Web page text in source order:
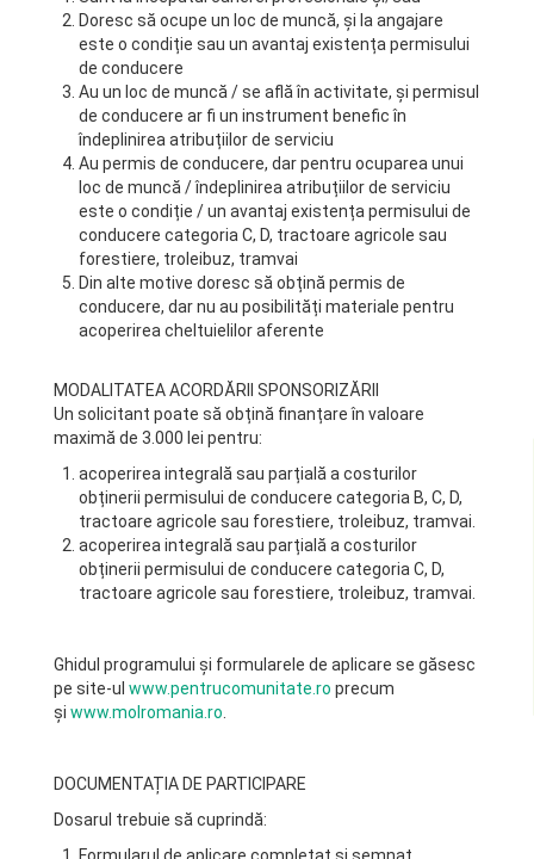
Doresc să ocupe un loc de muncă, și la angajare
este o condiție sau un avantaj existența permisului
de conducere
Au un loc de muncă / se află în activitate, și permisul
de conducere ar fi un instrument benefic în
îndeplinirea atribuțiilor de serviciu
Au permis de conducere, dar pentru ocuparea unui
loc de muncă / îndeplinirea atribuțiilor de serviciu
este o condiție / un avantaj existența permisului de
conducere categoria C, D, tractoare agricole sau
forestiere, troleibuz, tramvai
Din alte motive doresc să obțină permis de
conducere, dar nu au posibilități materiale pentru
acoperirea cheltuielilor aferente
MODALITATEA ACORDĂRII SPONSORIZĂRII
Un solicitant poate să obțină finanțare în valoare
maximă de 3.000 lei pentru:
acoperirea integrală sau parțială a costurilor
obținerii permisului de conducere categoria B, C, D,
tractoare agricole sau forestiere, troleibuz, tramvai.
acoperirea integrală sau parțială a costurilor
obținerii permisului de conducere categoria C, D,
tractoare agricole sau forestiere, troleibuz, tramvai.
Ghidul programului şi formularele de aplicare se găsesc
pe site-ul www.pentrucomunitate.ro precum
și www.molromania.ro
DOCUMENTAȚIA DE PARTICIPARE
Dosarul trebuie să cuprindă:
Formularul de aplicare completat și semnat